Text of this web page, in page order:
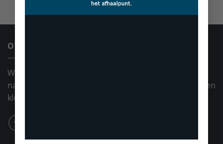
OVER ONS
Wij zijn een kleinschalige producent van 100%
natuurlijke hondensnacks. Wij gebruiken absoluut geen
kleur-, geur- of smaakstoffen in onze producten.